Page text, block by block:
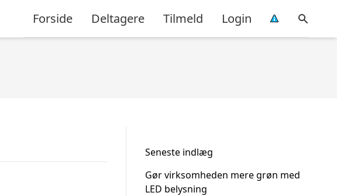
Forside Deltagere Tilmeld Login
Seneste indlæg
Gør virksomheden mere grøn med
LED belysning